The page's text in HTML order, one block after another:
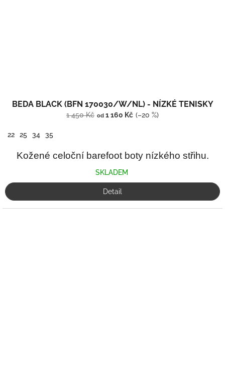
BEDA BLACK (BFN 170030/W/NL) - NÍZKÉ TENISKY
1 450 Kč od 1 160 Kč (–20 %)
22 25 34 35
Kožené celoční barefoot boty nízkého střihu.
SKLADEM
Detail